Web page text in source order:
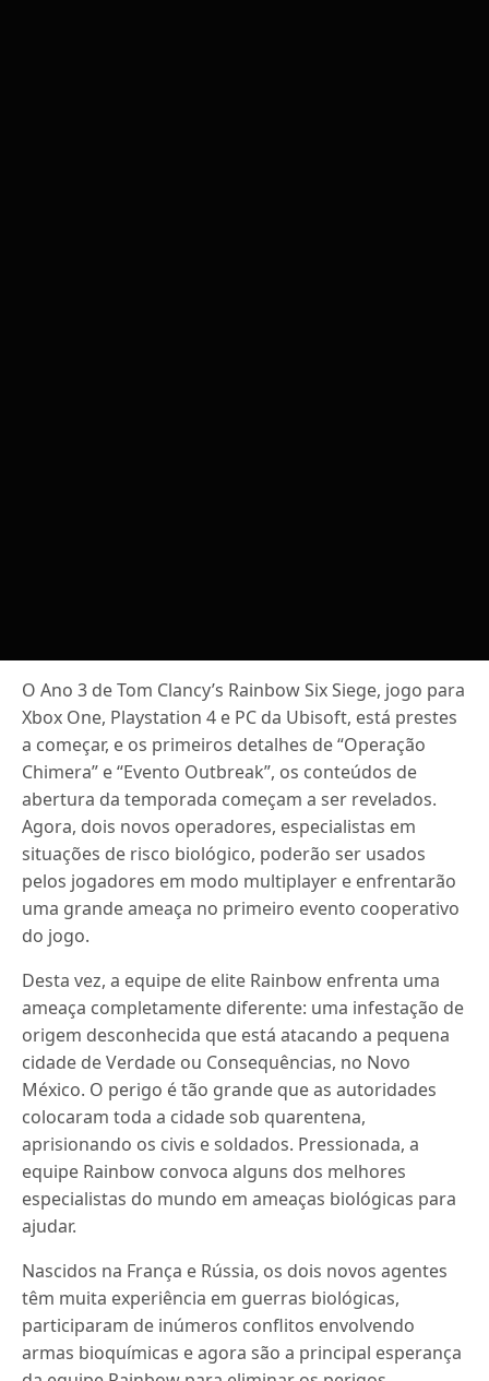
O Ano 3 de Tom Clancy’s Rainbow Six Siege, jogo para
Xbox One, Playstation 4 e PC da Ubisoft, está prestes
a começar, e os primeiros detalhes de “Operação
Chimera” e “Evento Outbreak”, os conteúdos de
abertura da temporada começam a ser revelados.
Agora, dois novos operadores, especialistas em
situações de risco biológico, poderão ser usados
pelos jogadores em modo multiplayer e enfrentarão
uma grande ameaça no primeiro evento cooperativo
do jogo.
Desta vez, a equipe de elite Rainbow enfrenta uma
ameaça completamente diferente: uma infestação de
origem desconhecida que está atacando a pequena
cidade de Verdade ou Consequências, no Novo
México. O perigo é tão grande que as autoridades
colocaram toda a cidade sob quarentena,
aprisionando os civis e soldados. Pressionada, a
equipe Rainbow convoca alguns dos melhores
especialistas do mundo em ameaças biológicas para
ajudar.
Nascidos na França e Rússia, os dois novos agentes
têm muita experiência em guerras biológicas,
participaram de inúmeros conflitos envolvendo
armas bioquímicas e agora são a principal esperança